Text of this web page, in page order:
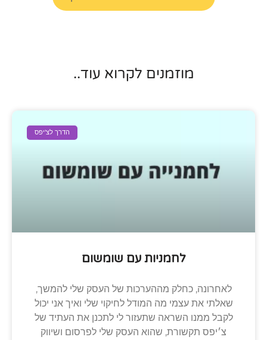
מוזמנים לקרוא עוד..
הדרך לצ'יפס
לחמניות עם שומשום
לאחרונה, כחלק מההערכות של העסק שלי להמשך,
שאלתי את עצמי מה המודל לחיקוי שלי ואיך אני יכול
לקבל ממנו השראה שתעזור לי לתכנן את העתיד של
צ׳יפס תקשורת, שהוא העסק שלי לפרסום ושיווק